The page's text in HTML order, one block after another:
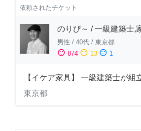
依頼されたチケット
のりぴ～ / 一級建築士,
男性 / 40代 / 東京都
sentiment_satisfied 874 sentiment_neutral 13 sentiment_dissatisfied 1
【イケア家具】 一級建築士が組
東京都